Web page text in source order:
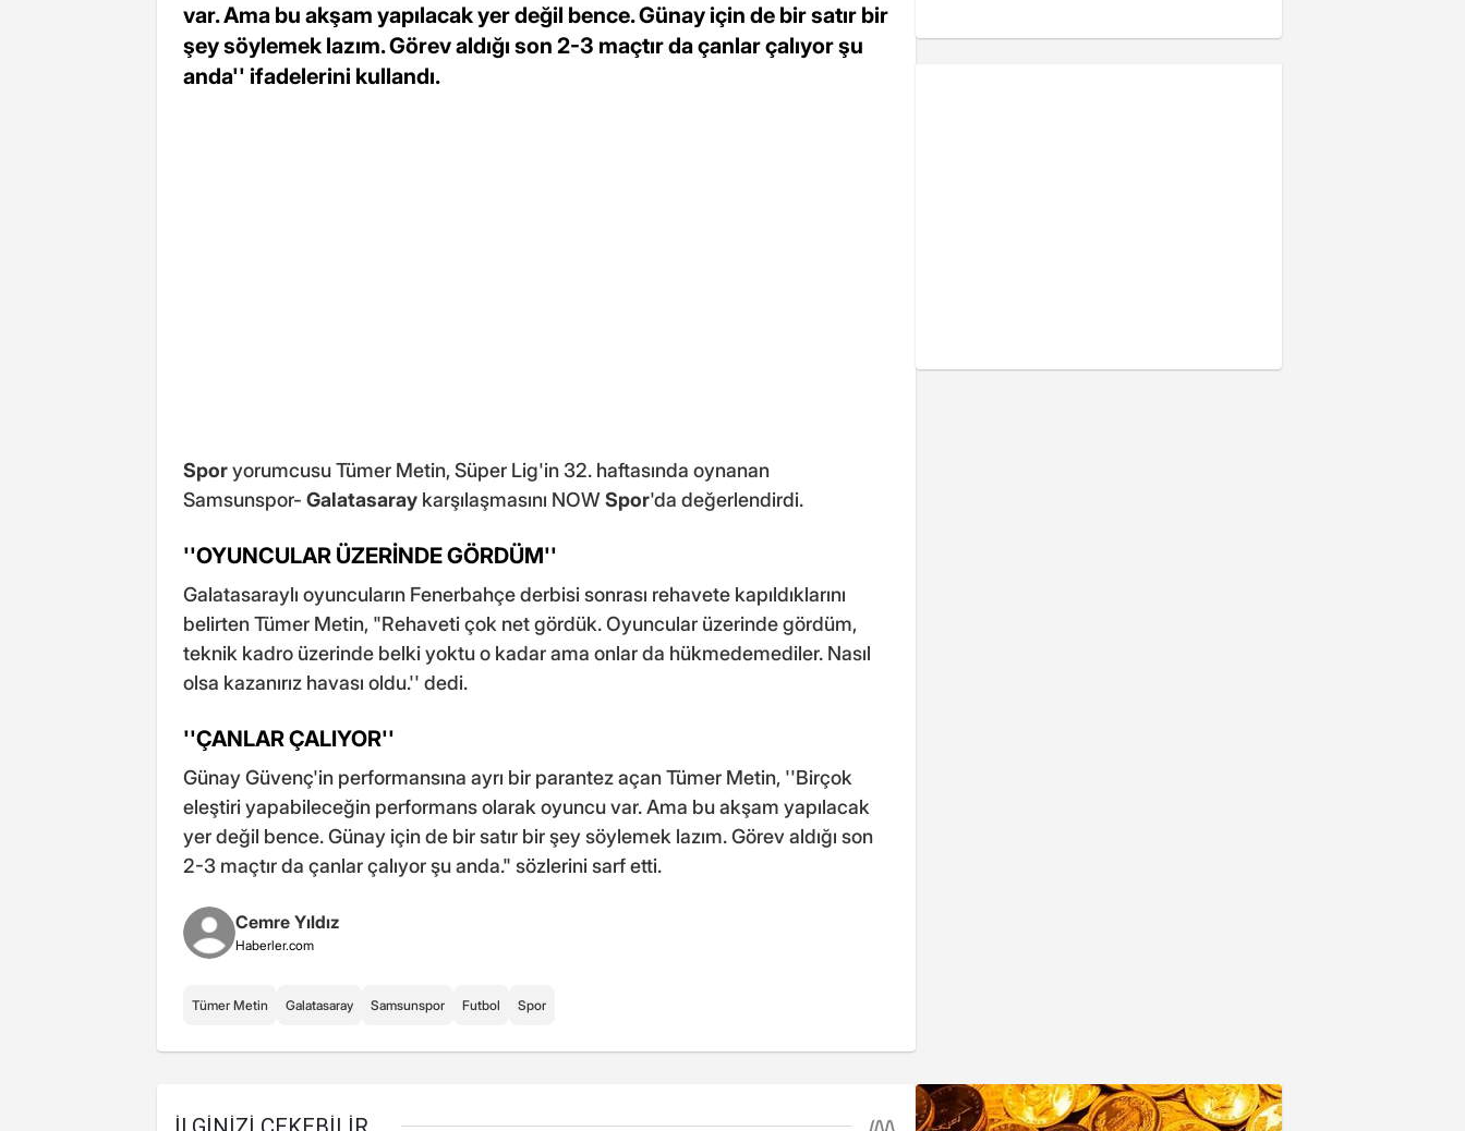
var. Ama bu akşam yapılacak yer değil bence. Günay için de bir satır bir
şey söylemek lazım. Görev aldığı son 2-3 maçtır da çanlar çalıyor şu
anda'' ifadelerini kullandı.
Sporyorumcusu Tümer Metin, Süper Lig'in 32. haftasında oynanan
Samsunspor- Galatasaray karşılaşmasını NOWSpor'da değerlendirdi.
''OYUNCULAR ÜZERİNDE GÖRDÜM''
Galatasaraylı oyuncuların Fenerbahçe derbisi sonrası rehavete kapıldıklarını
belirten Tümer Metin, "Rehaveti çok net gördük. Oyuncular üzerinde gördüm,
teknik kadro üzerinde belki yoktu o kadar ama onlar da hükmedemediler. Nasıl
olsa kazanırız havası oldu.'' dedi.
''ÇANLAR ÇALIYOR''
Günay Güvenç'in performansına ayrı bir parantez açan Tümer Metin, ''Birçok
eleştiri yapabileceğin performans olarak oyuncu var. Ama bu akşam yapılacak
yer değil bence. Günay için de bir satır bir şey söylemek lazım. Görev aldığı son
2-3 maçtır da çanlar çalıyor şu anda." sözlerini sarf etti.
Cemre Yıldız
Haberler.com
Tümer Metin Galatasaray Samsunspor Futbol Spor